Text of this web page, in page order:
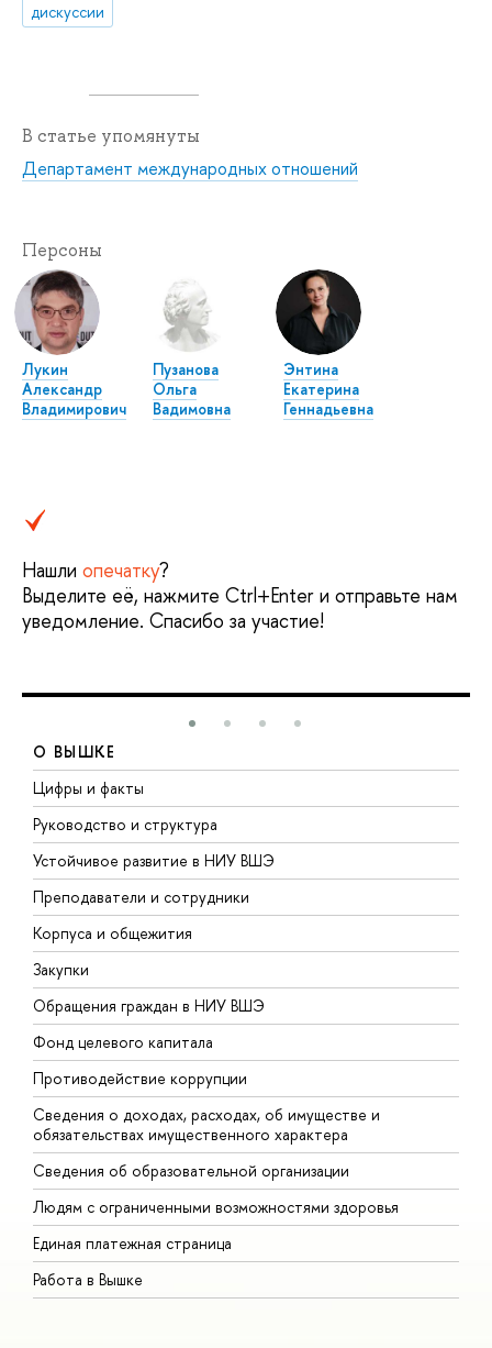
дискуссии
В статье упомянуты
Департамент международных отношений
Персоны
Лукин
Александр
Владимирович
Пузанова
Ольга
Вадимовна
Энтина
Екатерина
Геннадьевна
Нашли опечатку?
Выделите её, нажмите Ctrl+Enter и отправьте нам
уведомление. Спасибо за участие!
О ВЫШКЕ
Цифры и факты
Руководство и структура
Устойчивое развитие в НИУ ВШЭ
Преподаватели и сотрудники
Корпуса и общежития
Закупки
Обращения граждан в НИУ ВШЭ
Фонд целевого капитала
Противодействие коррупции
Сведения о доходах, расходах, об имуществе и
обязательствах имущественного характера
Сведения об образовательной организации
Людям с ограниченными возможностями здоровья
Единая платежная страница
Работа в Вышке